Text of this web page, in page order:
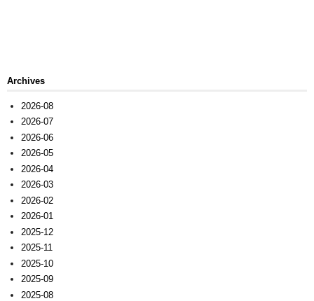
Archives
2026-08
2026-07
2026-06
2026-05
2026-04
2026-03
2026-02
2026-01
2025-12
2025-11
2025-10
2025-09
2025-08